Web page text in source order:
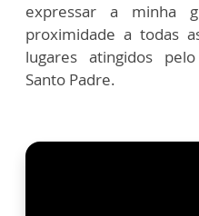
expressar a minha
proximidade a todas
lugares atingidos
Santo Padre.